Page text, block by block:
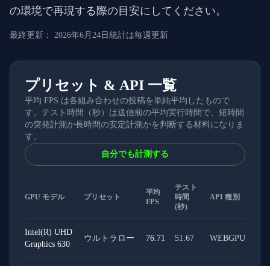
の環境で再現する際の目安にしてください。
最終更新： 2026年6月24日 統計は毎週更新
プリセット & API 一覧
平均 FPS は各組み合わせの投稿を単純平均したもので
す。テスト時間（秒）は送信前の平均実行時間で、短時間
の突発計測か長時間の安定計測かを判断する材料になりま
す。
自分でも計測する
GPU モデル プリセット
平均
FPS
テスト
時間
(秒)
API 種別
Intel(R) UHD
Graphics 630
ウルトラロー 76.71 51.67 WEBGPU